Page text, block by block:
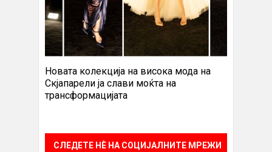
Новата колекција на висока мода на
Скјапарели ја слави моќта на
трансформацијата
СЛЕДЕТЕ НÈ НА СОЦИЈАЛНИТЕ МРЕЖИ